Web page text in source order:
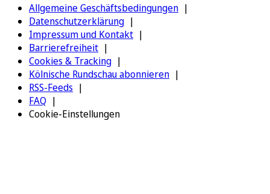
Allgemeine Geschäftsbedingungen
Datenschutzerklärung
Impressum und Kontakt
Barrierefreiheit
Cookies & Tracking
Kölnische Rundschau abonnieren
RSS-Feeds
FAQ
Cookie-Einstellungen